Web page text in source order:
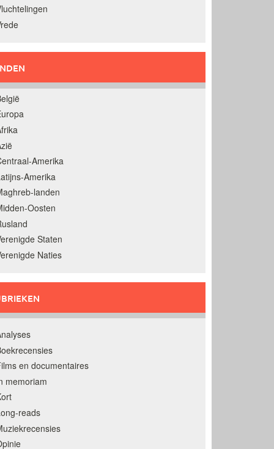
Amerika
Amerika
landen
Oosten
Staten
Naties
en documentaires
memoriam
reads